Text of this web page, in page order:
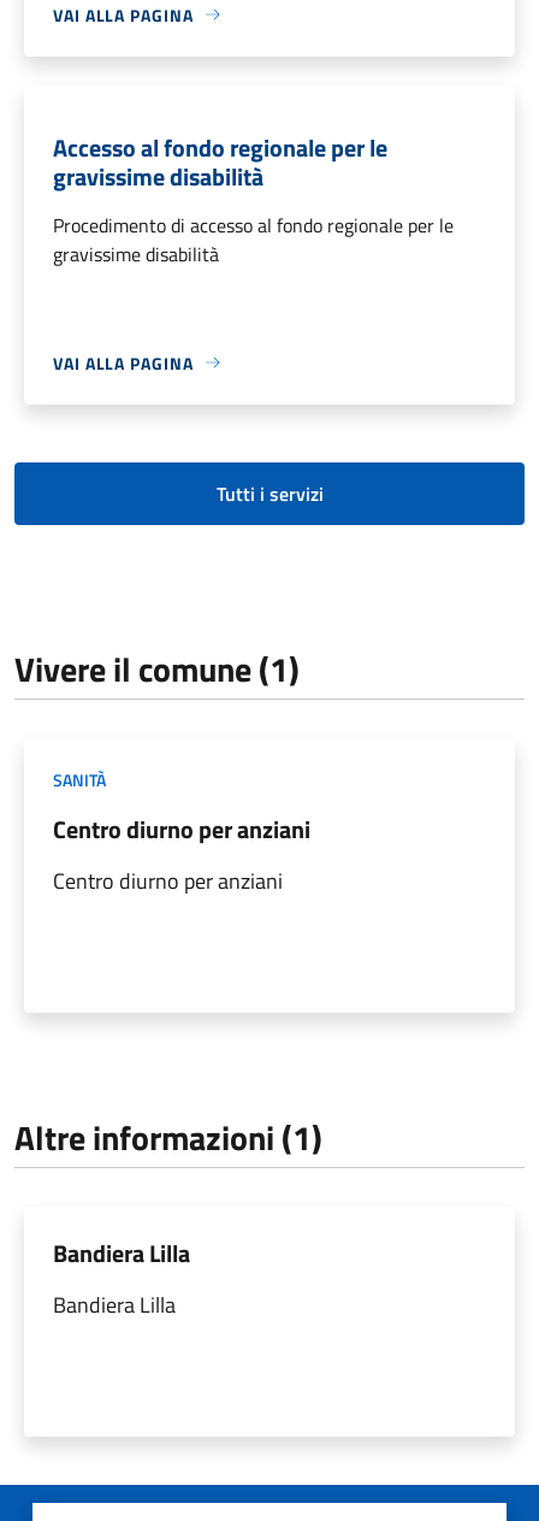
VAI ALLA PAGINA
Accesso al fondo regionale per le
gravissime disabilità
Procedimento di accesso al fondo regionale per le
gravissime disabilità
VAI ALLA PAGINA
Tutti i servizi
Vivere il comune (1)
SANITÀ
Centro diurno per anziani
Centro diurno per anziani
Altre informazioni (1)
Bandiera Lilla
Bandiera Lilla